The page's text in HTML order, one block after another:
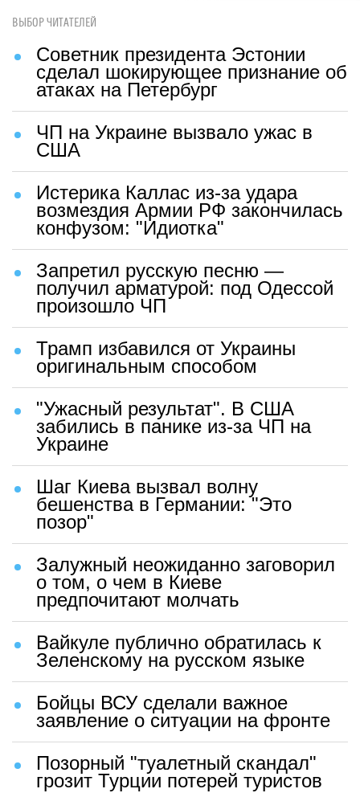
ВЫБОР ЧИТАТЕЛЕЙ
Советник президента Эстонии
сделал шокирующее признание об
атаках на Петербург
ЧП на Украине вызвало ужас в
США
Истерика Каллас из-за удара
возмездия Армии РФ закончилась
конфузом: "Идиотка"
Запретил русскую песню —
получил арматурой: под Одессой
произошло ЧП
Трамп избавился от Украины
оригинальным способом
"Ужасный результат". В США
забились в панике из-за ЧП на
Украине
Шаг Киева вызвал волну
бешенства в Германии: "Это
позор"
Залужный неожиданно заговорил
о том, о чем в Киеве
предпочитают молчать
Вайкуле публично обратилась к
Зеленскому на русском языке
Бойцы ВСУ сделали важное
заявление о ситуации на фронте
Позорный "туалетный скандал"
грозит Турции потерей туристов